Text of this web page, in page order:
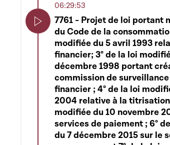
06:29:53
7761 - Projet de loi portant
du Code de la
modifiée du 5 avril 1993
financier; 3° de la loi
décembre 1998 portant
commission de
financier ; 4° de la loi
2004 relative à la titrisation
modifiée du 10 novembre
services de paiement ; 6°
du 7 décembre 2015 sur le